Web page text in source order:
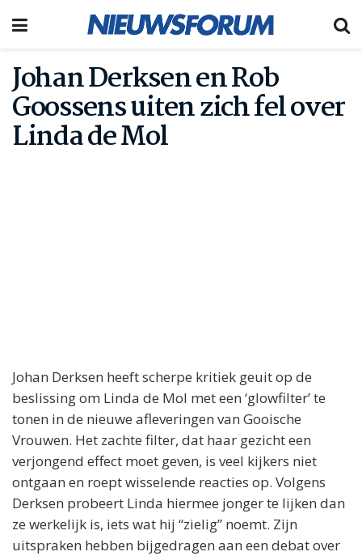
Johan Derksen en Rob
Goossens uiten zich fel over
Linda de Mol
Johan Derksen heeft scherpe kritiek geuit op de
beslissing om Linda de Mol met een ‘glowfilter’ te
tonen in de nieuwe afleveringen van Gooische
Vrouwen. Het zachte filter, dat haar gezicht een
verjongend effect moet geven, is veel kijkers niet
ontgaan en roept wisselende reacties op. Volgens
Derksen probeert Linda hiermee jonger te lijken dan
ze werkelijk is, iets wat hij “zielig” noemt. Zijn
uitspraken hebben bijgedragen aan een debat over